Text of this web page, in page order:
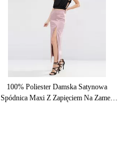
100% Poliester Damska Satynowa
Spódnica Maxi Z Zapięciem Na Zamek